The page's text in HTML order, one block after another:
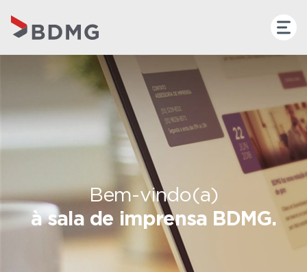
Bem-vindo(a)
à sala de imprensa BDMG.